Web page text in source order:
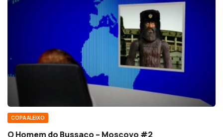
COPA ALEIXO
O Homem do Bussaco – Moscovo #2